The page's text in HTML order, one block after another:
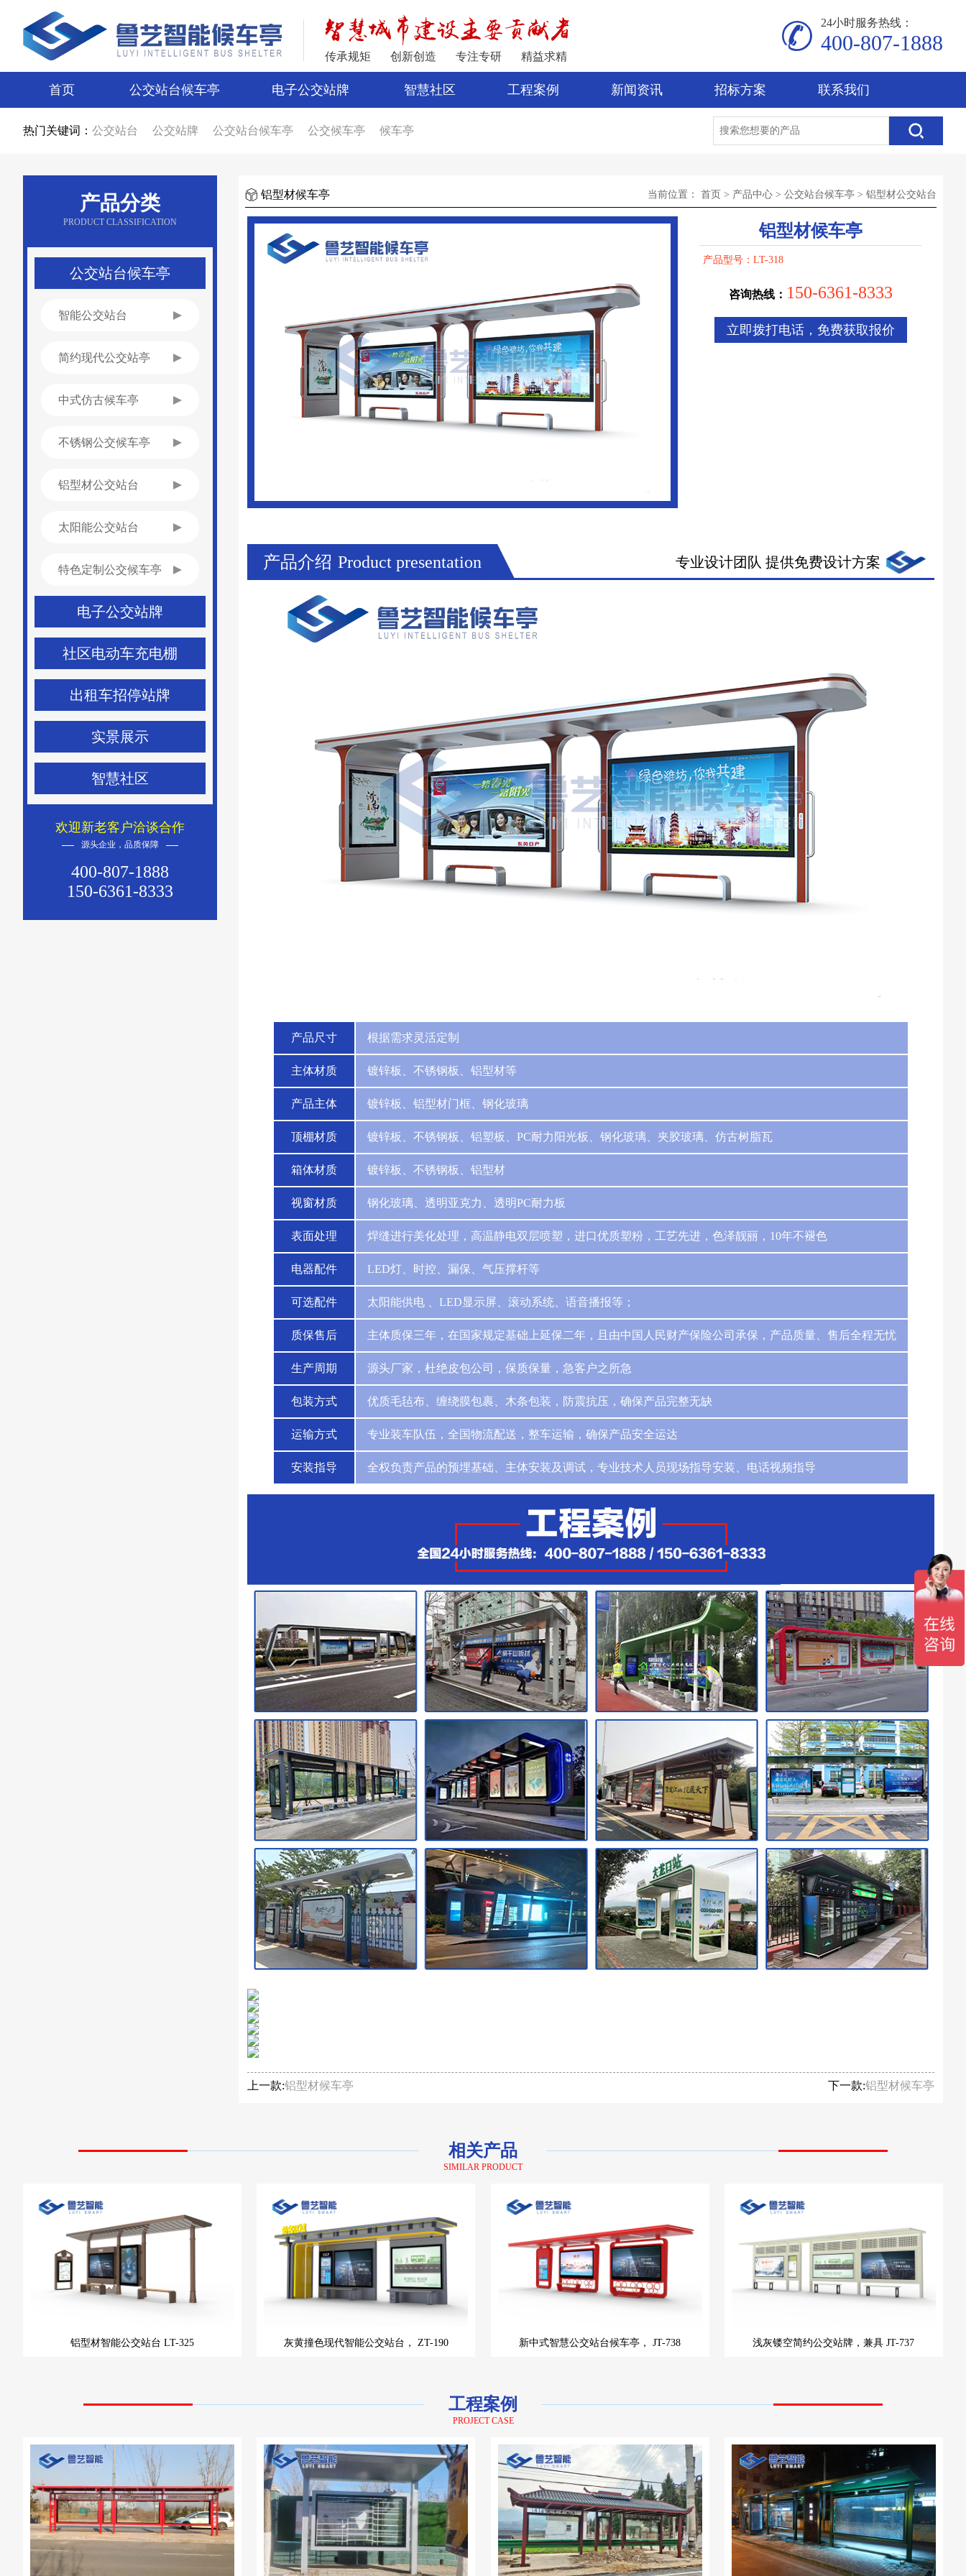
传承规矩 创新创造 专注专研 精益求精
24小时服务热线：
400-807-1888
首页 公交站台候车亭 电子公交站牌 智慧社区 工程案例 新闻资讯 招标方案 联系我们
热门关键词： 公交站台 公交站牌 公交站台候车亭 公交候车亭
候车亭
电子站牌厂家
公交站台厂家
候车亭图片
宿迁候车亭
宿迁公交站台
宿迁电子站牌
电子站牌设计
公交站台设计
新款候车亭
新款电子站牌 新型公交候车亭
新型候车亭
候车亭报价
公交站台报价
不锈钢候车亭 仿古候车亭
制作候车亭
乡镇候车亭
公交站亭厂家 公交站候车亭
产品分类
PRODUCT CLASSIFICATION
公交站台候车亭
智能公交站台
简约现代公交站亭
中式仿古候车亭
不锈钢公交候车亭
铝型材公交站台
太阳能公交站台
特色定制公交候车亭
电子公交站牌
社区电动车充电棚
出租车招停站牌
实景展示
智慧社区
欢迎新老客户洽谈合作
源头企业，品质保障
400-807-1888
150-6361-8333
铝型材候车亭 当前位置： 首页 > 产品中心 > 公交站台候车亭 > 铝型材公交站台
铝型材候车亭
产品型号：LT-318
咨询热线： 150-6361-8333
立即拨打电话，免费获取报价
产品介绍 Product presentation 专业设计团队 提供免费设计方案
产品尺寸 根据需求灵活定制
主体材质 镀锌板、不锈钢板、铝型材等
产品主体 镀锌板、铝型材门框、钢化玻璃
顶棚材质 镀锌板、不锈钢板、铝塑板、PC耐力阳光板、钢化玻璃、夹胶玻璃、仿古树脂瓦
箱体材质 镀锌板、不锈钢板、铝型材
视窗材质 钢化玻璃、透明亚克力、透明PC耐力板
表面处理 焊缝进行美化处理，高温静电双层喷塑，进口优质塑粉，工艺先进，色泽靓丽，10年不褪色
电器配件 LED灯、时控、漏保、气压撑杆等
可选配件 太阳能供电 、LED显示屏、滚动系统、语音播报等；
质保售后 主体质保三年，在国家规定基础上延保二年，且由中国人民财产保险公司承保，产品质量、售后全程无忧
生产周期 源头厂家，杜绝皮包公司，保质保量，急客户之所急
包装方式 优质毛毡布、缠绕膜包裹、木条包装，防震抗压，确保产品完整无缺
运输方式 专业装车队伍，全国物流配送，整车运输，确保产品安全运达
安装指导 全权负责产品的预埋基础、主体安装及调试，专业技术人员现场指导安装、电话视频指导
上一款:铝型材候车亭 下一款:铝型材候车亭
相关产品
SIMILAR PRODUCT
铝型材智能公交站台 LT-325 灰黄撞色现代智能公交站台， ZT-190 新中式智慧公交站台候车亭， JT-738 浅灰镂空简约公交站牌，兼具 JT-737
工程案例
PROJECT CASE